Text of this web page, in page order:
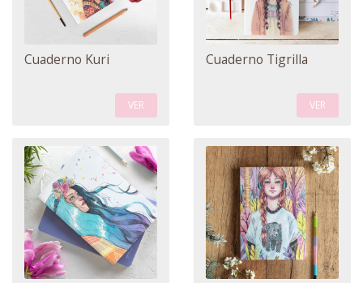
Cuaderno Kuri
VER
Cuaderno Tigrilla
VER